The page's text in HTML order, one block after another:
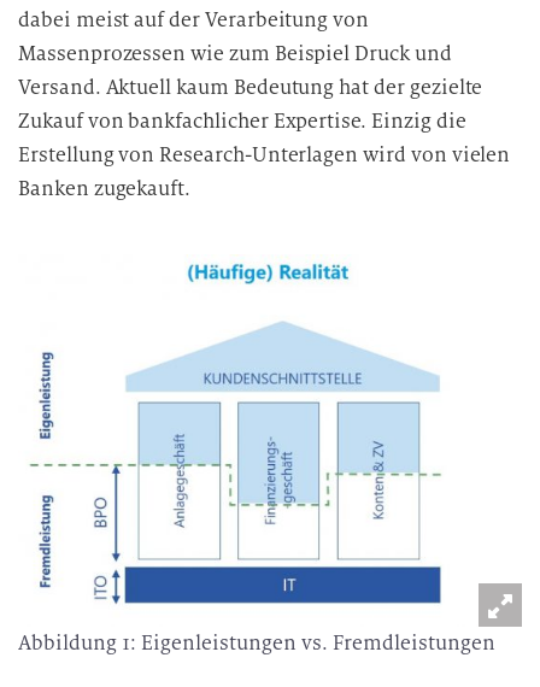
dabei meist auf der Verarbeitung von
Massenprozessen wie zum Beispiel Druck und
Versand. Aktuell kaum Bedeutung hat der gezielte
Zukauf von bankfachlicher Expertise. Einzig die
Erstellung von Research-Unterlagen wird von vielen
Banken zugekauft.
Abbildung 1: Eigenleistungen vs. Fremdleistungen